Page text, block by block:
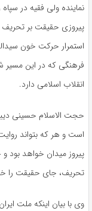
نماینده ولی فقیه در سپاه
پیروزی حقیقت بر تحریف
استمرار حرکت خون
فرهنگی که در این مسیر
انقلاب اسلامی دارد.
حجت الاسلام حسینی
است و هر که بتواند
پیروز میدان خواهد بود
تحریف، جای حقیقت را
وی با بیان اینکه ملت